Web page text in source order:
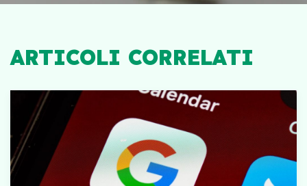
ARTICOLI CORRELATI